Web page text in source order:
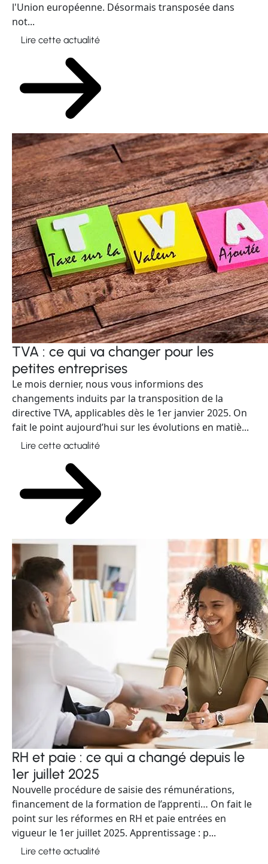
l'Union européenne. Désormais transposée dans
not...
Lire cette actualité
TVA : ce qui va changer pour les
petites entreprises
Le mois dernier, nous vous informions des
changements induits par la transposition de la
directive TVA, applicables dès le 1er janvier 2025. On
fait le point aujourd’hui sur les évolutions en matiè...
Lire cette actualité
RH et paie : ce qui a changé depuis le
1er juillet 2025
Nouvelle procédure de saisie des rémunérations,
financement de la formation de l’apprenti… On fait le
point sur les réformes en RH et paie entrées en
vigueur le 1er juillet 2025. Apprentissage : p...
Lire cette actualité